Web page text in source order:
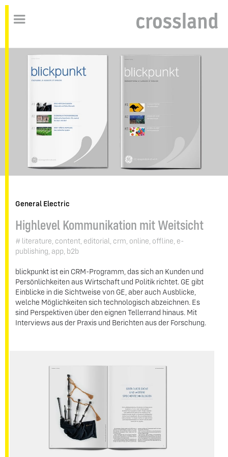
General Electric
Highlevel Kommunikation mit Weitsicht
# literature, content, editorial, crm, online, offline, e-
publishing, app, b2b
blickpunkt ist ein CRM-Programm, das sich an Kunden und
Persönlichkeiten aus Wirtschaft und Politik richtet. GE gibt
Einblicke in die Sichtweise von GE, aber auch Ausblicke,
welche Möglichkeiten sich technologisch abzeichnen. Es
sind Perspektiven über den eignen Tellerrand hinaus. Mit
Interviews aus der Praxis und Berichten aus der Forschung.